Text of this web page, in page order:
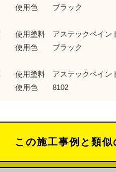
用色 ブラック
使用塗料 アステックペイン
用色 ブラック
使用塗料 アステックペイン
用色 8102
この施工事例と類